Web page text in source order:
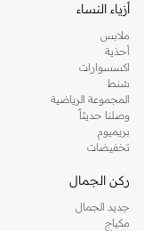
أزياء النساء
ملابس
أحذية
اكسسوارات
شنط
المجموعة الرياضية
وصلنا حديثاً
بريميوم
تخفيضات
ركن الجمال
جديد الجمال
مكياج